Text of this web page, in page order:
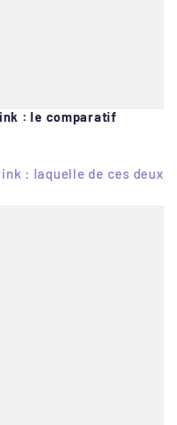
: le comparatif
: laquelle de ces deux